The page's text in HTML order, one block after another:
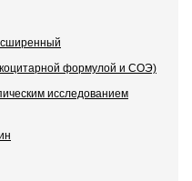
формулой и СОЭ)
исследованием